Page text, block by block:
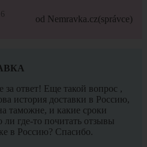
od Nemravka.cz(správce)
за ответ! Еще такой вопрос ,
история доставки в Россию,
таможне, и какие сроки
ли где-то почитать отзывы
в Россию? Спасибо.